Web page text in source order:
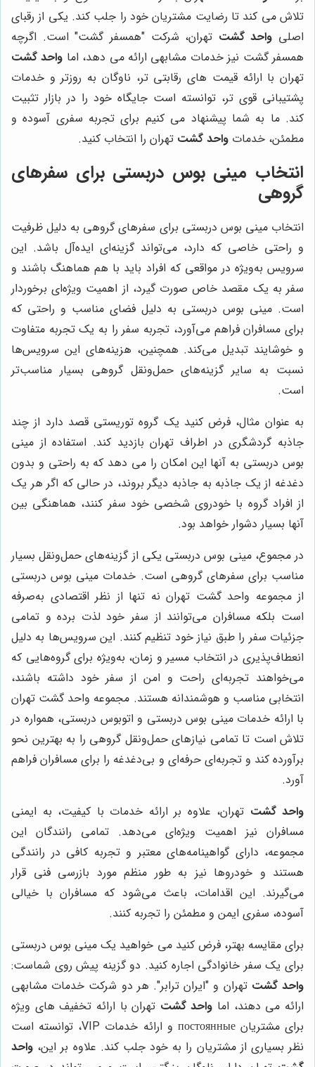
تلاش می کند تا رضایت مشتریان خود را جلب کند. یکی از رقبای
اصلی واحد گشت تهران، شرکت "همسفر گشت" است. اگرچه
همسفر گشت نیز خدمات مشابهی ارائه می دهد، اما واحد گشت
تهران با ارائه قیمت های رقابتی تر، ناوگان به روزتر و خدمات
پشتیبانی قوی تر، توانسته است جایگاه خود را در بازار تثبیت
کند. ما به شما پیشنهاد می کنیم برای تجربه سفری آسوده و
مطمئن، خدمات واحد گشت تهران را انتخاب کنید.
انتخاب مینی بوس دربستی برای سفرهای
گروهی
انتخاب مینی بوس دربستی برای سفرهای گروهی به دلیل ظرفیت
و راحتی خاصی که دارد، می‌تواند گزینه‌ای ایده‌آل باشد. این
سرویس به‌ویژه در مواقعی که افراد باید با هم هماهنگ باشند و
سفر به یک مقصد خاص صورت گیرد، از اهمیت ویژه‌ای برخوردار
است. مینی بوس دربستی به دلیل فضای مناسب و راحتی که
برای مسافران فراهم می‌آورد، تجربه سفر را به یک تجربه متفاوت
و خوشایند تبدیل می‌کند. همچنین، هزینه‌های این سرویس‌ها
نسبت به سایر گزینه‌های حمل‌ونقل گروهی بسیار مناسب‌تر
است.
به عنوان مثال، فرض کنید یک گروه توریستی قصد دارد از چند
جاذبه گردشگری در اطراف تهران بازدید کند. استفاده از مینی
بوس دربستی به آنها این امکان را می دهد که به راحتی و بدون
دغدغه از یک جاذبه به جاذبه دیگر بروند، در حالی که اگر هر یک
از افراد گروه با خودروی شخصی خود سفر کنند، هماهنگی بین
آنها بسیار دشوار خواهد بود.
در مجموع، مینی بوس دربستی یکی از گزینه‌های حمل‌ونقل بسیار
مناسب برای سفرهای گروهی است. خدمات مینی بوس دربستی
از مجموعه واحد گشت تهران نه تنها از نظر اقتصادی به‌صرفه
است بلکه مسافران می‌توانند از سفر خود لذت برده و تمامی
جزئیات سفر را طبق نیاز خود تنظیم کنند. این سرویس‌ها به دلیل
انعطاف‌پذیری در انتخاب مسیر و زمان، به‌ویژه برای گروه‌هایی که
می‌خواهند تجربه‌ای راحت و امن از سفر خود داشته باشند،
انتخابی مناسب و هوشمندانه هستند. مجموعه واحد گشت تهران
با ارائه خدمات مینی بوس دربستی و اتوبوس دربستی، همواره در
تلاش است تا تمامی نیازهای حمل‌ونقل گروهی را به بهترین نحو
برآورده کند و تجربه‌ای حرفه‌ای و بی‌دغدغه را برای مسافران فراهم
آورد.
واحد گشت تهران، علاوه بر ارائه خدمات با کیفیت، به ایمنی
مسافران نیز اهمیت ویژه‌ای می‌دهد. تمامی رانندگان این
مجموعه، دارای گواهینامه‌های معتبر و تجربه کافی در رانندگی
هستند و خودروها نیز به طور منظم مورد بازرسی فنی قرار
می‌گیرند. این اقدامات، باعث می‌شود که مسافران با خیالی
آسوده، سفری ایمن و مطمئن را تجربه کنند.
برای مقایسه بهتر، فرض کنید می خواهید یک مینی بوس دربستی
برای یک سفر خانوادگی اجاره کنید. دو گزینه پیش روی شماست:
واحد گشت تهران و "ایران ترابر". هر دو شرکت خدمات مشابهی
ارائه می دهند، اما واحد گشت تهران با ارائه تخفیف های ویژه
برای مشتریان постоянные و ارائه خدمات VIP، توانسته است
نظر بسیاری از مشتریان را به خود جلب کند. علاوه بر این، واحد